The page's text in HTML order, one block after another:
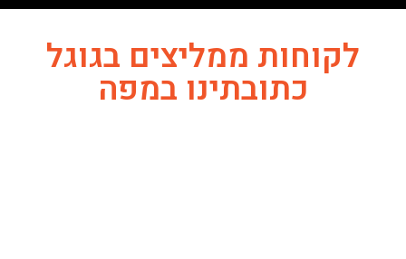
לקוחות ממליצים בגוגל
כתובתינו במפה